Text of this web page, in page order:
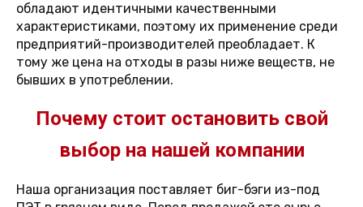
обладают идентичными качественными
характеристиками, поэтому их применение среди
предприятий-производителей преобладает. К
тому же цена на отходы в разы ниже веществ, не
бывших в употреблении.
Почему стоит остановить свой
выбор на нашей компании
Наша организация поставляет биг-бэги из-под